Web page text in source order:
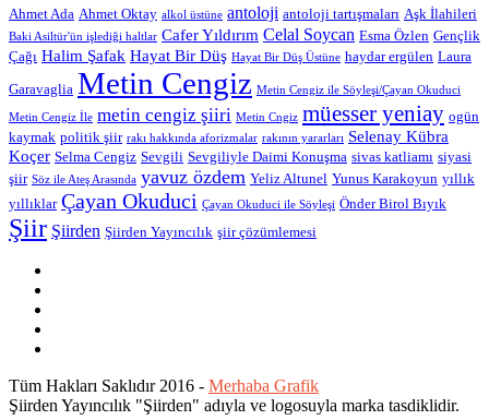
Ahmet Ada Ahmet Oktay alkol üstüne antoloji antoloji tartışmaları Aşk İlahileri
Baki Asiltür'ün işlediği haltlar Cafer Yıldırım Celal Soycan Esma Özlen Gençlik
Çağı Halim Şafak Hayat Bir Düş Hayat Bir Düş Üstüne haydar ergülen Laura
Garavaglia Metin Cengiz Metin Cengiz ile Söyleşi/Çayan Okuduci
Metin Cengiz İle metin cengiz şiiri Metin Cngiz müesser yeniay ogün
kaymak politik şiir rakı hakkında aforizmalar rakının yararları Selenay Kübra
Koçer Selma Cengiz Sevgili Sevgiliyle Daimi Konuşma sivas katliamı siyasi
şiir Söz ile Ateş Arasında yavuz özdem Yeliz Altunel Yunus Karakoyun yıllık
yıllıklar Çayan Okuduci Çayan Okuduci ile Söyleşi Önder Birol Bıyık
Şiir Şiirden Şiirden Yayıncılık şiir çözümlemesi
Tüm Hakları Saklıdır 2016 - Merhaba Grafik
Şiirden Yayıncılık "Şiirden" adıyla ve logosuyla marka tasdiklidir.